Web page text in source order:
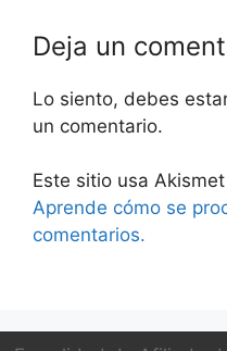
Deja un
Lo siento, debes
un comentario.
Este sitio usa
Aprende cómo se
comentarios.